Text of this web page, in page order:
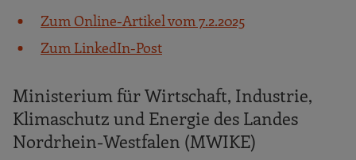
Zum Online-Artikel vom 7.2.2025
Zum LinkedIn-Post
Ministerium für Wirtschaft, Industrie,
Klimaschutz und Energie des Landes
Nordrhein-Westfalen (MWIKE)